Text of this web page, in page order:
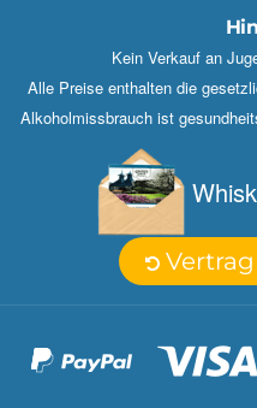
Kein Verkauf an
Alle Preise enthalten die
Alkoholmissbrauch ist